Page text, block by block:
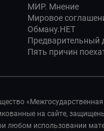
МИР. Мнение
Мировое
Обману.НЕТ
Предварительный
Пять причин
на сайте,
любом использовании